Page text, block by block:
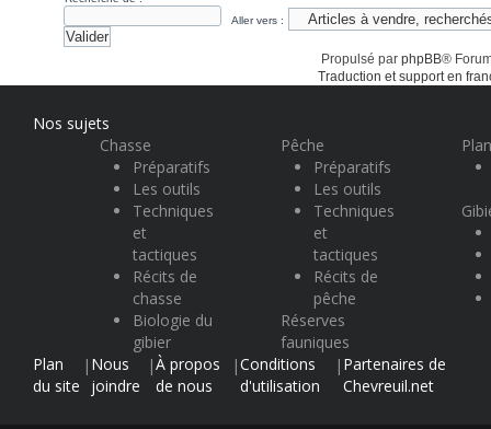
Aller vers :
Propulsé par phpBB®
Traduction et support en
Nos sujets
Chasse
Préparatifs
Les outils
Techniques
et
tactiques
Récits de
chasse
Biologie du
gibier
Pêche
Préparatifs
Les outils
Techniques
et
tactiques
Récits de
pêche
Réserves
fauniques
Plan
du site
| Nous
joindre
|À propos
de nous
|Conditions
d'utilisation
| Partenaires de
Chevreuil.net